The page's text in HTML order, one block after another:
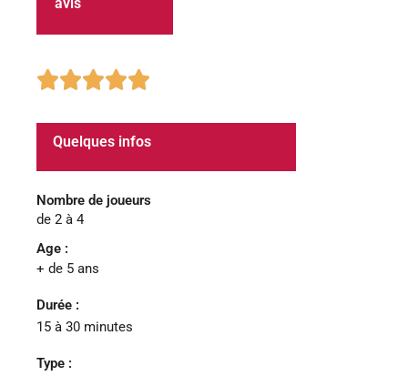
avis

Quelques infos
Nombre de joueurs
de 2 à 4
Age :
+ de 5 ans
Durée :
15 à 30 minutes
Type :